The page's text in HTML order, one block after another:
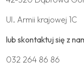
Ul. Armii krajowej 1C
lub skontaktuj się z
032 264 86 86